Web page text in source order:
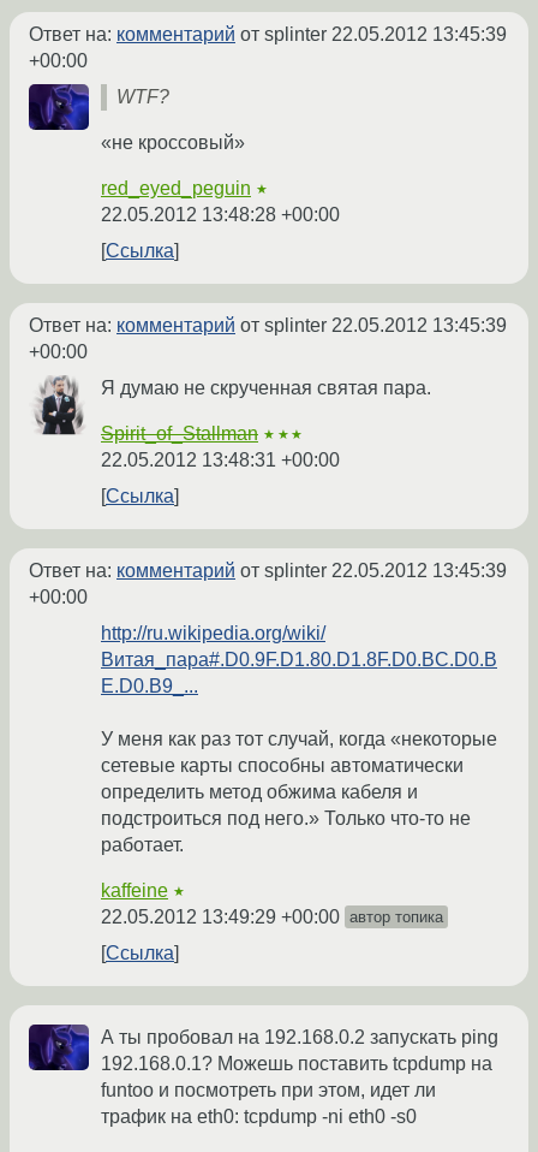
Ответ на: комментарий от splinter 22.05.2012 13:45:39
+00:00
WTF?
«не кроссовый»
red_eyed_peguin ★
22.05.2012 13:48:28 +00:00
Ссылка
Ответ на: комментарий от splinter 22.05.2012 13:45:39
+00:00
Я думаю не скрученная святая пара.
Spirit_of_Stallman ★★★
22.05.2012 13:48:31 +00:00
Ссылка
Ответ на: комментарий от splinter 22.05.2012 13:45:39
+00:00
http://ru.wikipedia.org/wiki/
Витая_пара#.D0.9F.D1.80.D1.8F.D0.BC.D0.B
E.D0.B9_...
У меня как раз тот случай, когда «некоторые
сетевые карты способны автоматически
определить метод обжима кабеля и
подстроиться под него.» Только что-то не
работает.
kaffeine ★
22.05.2012 13:49:29 +00:00 автор топика
Ссылка
А ты пробовал на 192.168.0.2 запускать ping
192.168.0.1? Можешь поставить tcpdump на
funtoo и посмотреть при этом, идет ли
трафик на eth0: tcpdump -ni eth0 -s0